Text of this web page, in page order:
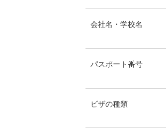
会社名・学校名
パスポート番号
ビザの種類